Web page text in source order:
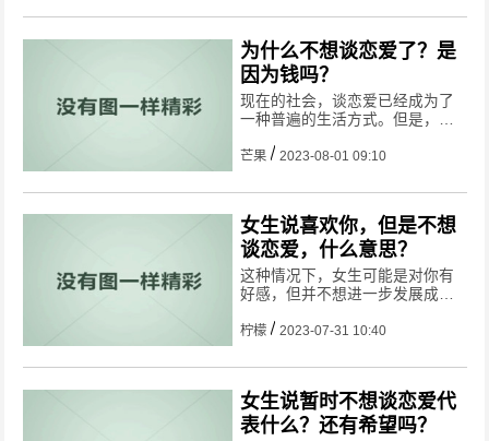
时候，你都会在她身边。最重要
的是，给予她足够的空间和时间
去处理自己的感情问题。
为什么不想谈恋爱了？是
因为钱吗？
现在的社会，谈恋爱已经成为了
一种普遍的生活方式。但是，有
这是因为钱吗？下面就让我们来
芒果 2023-08-01 09:10
女生说喜欢你，但是不想
谈恋爱，什么意思？
这种情况下，女生可能是对你有
好感，但并不想进一步发展成恋
如她还没有准备好或者她对恋爱
前的友谊关系，而不愿意承担恋
爱所带来的责任和压力。所以，
虽然她喜欢你，但她暂时不想谈
恋爱。
柠檬 2023-07-31 10:40
女生说暂时不想谈恋爱代
表什么？还有希望吗？